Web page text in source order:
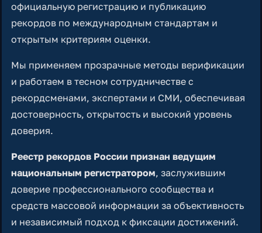
официальную регистрацию и публикацию
рекордов по международным стандартам и
открытым критериям оценки.
Мы применяем прозрачные методы верификации
и работаем в тесном сотрудничестве с
рекордсменами, экспертами и СМИ, обеспечивая
достоверность, открытость и высокий уровень
доверия.
Реестр рекордов России признан ведущим
национальным регистратором, заслужившим
доверие профессионального сообщества и
средств массовой информации за объективность
и независимый подход к фиксации достижений.